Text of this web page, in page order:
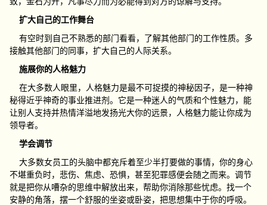
扩大自己的工作舞台
有空时到自己不熟悉的部门看看，了解其他部门的工作性质。多
接触其他部门的同事，扩大自己的人际关系。
施展你的人格魅力
在大多数人眼里，人格魅力是最不可捉摸的神秘因子，是一种神
秘得近乎神奇的事业推进剂。它是一种迷人的气质和个性魅力，能
让别人支持并热情洋溢地发扬光大你的远景，人格魅力能让你成为
领导者。
学会调节
大多数女员工的头脑中都充斥着至少半打要做的事情，你的身心
不堪重负时，悲伤、焦虑、恐惧，甚至犯罪感便会随之而来。调节
就是把你从嘈杂的思维中解放出来，帮助你消除那些忧虑。找一个
安静的角落，摆一个舒服的坐姿或卧姿，把思想集中于你的呼吸。